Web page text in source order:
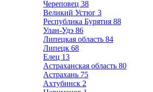
Череповец 38
Великий Устюг 3
Республика Бурятия 88
Улан-Удэ 86
Липецкая область 84
Липецк 68
Елец 13
Астраханская область 80
Астрахань 75
Ахтубинск 2